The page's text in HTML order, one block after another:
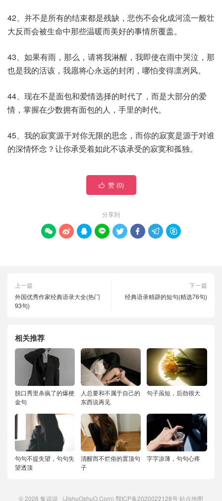
42、并不是所有的结束都是残缺，悲伤不会化成河流一般壮
大反而会被生命中那些温暖而美好的事情所覆盖。
43、如果有雨，那么，请将我淋醒，我即使在雨中哭泣，那
也是我的活该，我愿将心永远的封闭，哪怕变得凛冽风。
44、现在不是面包和爱情选择的时代了，而是大部分的爱
情，掌握在少数拥有面包的人，手里的时代。
45、我的寂寞源于对你无限的思念，而你的寂寞是源于对谁
的深情怀念？让你承受着如此不该承受的寂寞和孤独。
 赞 (0)
分享到
       
上一篇
外国优秀作家经典语录大全(热门
93句)
下一篇
经典语录精辟的短句(精选76句)
相关推荐
脱口秀里杀疯了的爆梗
金句
人总要和不属于自己的
东西说再见
句子虽短，后劲很大
句句不提失望，句句失
望透顶
清醒而不烂俗的置顶句
子
字字凉薄，句句心疼
© 2026 集说说 (JishuOshuO.Com) 鄂ICP备2020022128号站点地图